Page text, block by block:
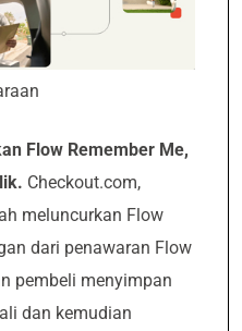
Flow Remember Me,
Checkout.com,
meluncurkan Flow
dari penawaran Flow
pembeli menyimpan
dan kemudian